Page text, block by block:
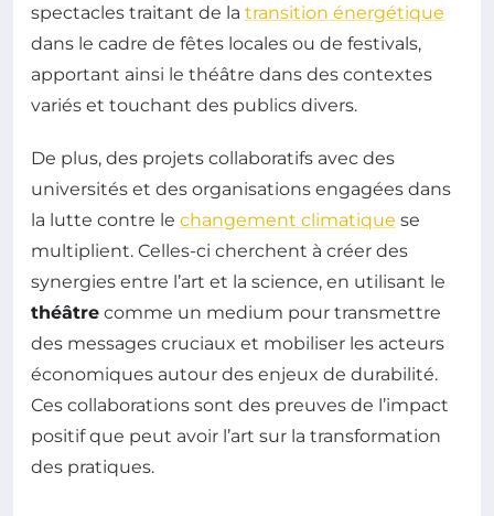
spectacles traitant de la transition énergétique
dans le cadre de fêtes locales ou de festivals,
apportant ainsi le théâtre dans des contextes
variés et touchant des publics divers.
De plus, des projets collaboratifs avec des
universités et des organisations engagées dans
la lutte contre le changement climatique se
multiplient. Celles-ci cherchent à créer des
synergies entre l’art et la science, en utilisant le
théâtre comme un medium pour transmettre
des messages cruciaux et mobiliser les acteurs
économiques autour des enjeux de durabilité.
Ces collaborations sont des preuves de l’impact
positif que peut avoir l’art sur la transformation
des pratiques.